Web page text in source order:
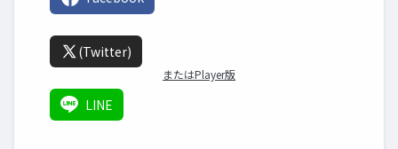
(Twitter)
またはPlayer版
LINE